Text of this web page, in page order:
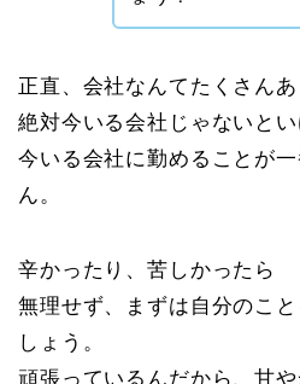
正直、会社なんてたくさんあ
絶対今いる会社じゃないとい
今いる会社に勤めることが
ん。
辛かったり、苦しかったら
無理せず、まずは自分のこ
しょう。
頑張っているんだから、甘